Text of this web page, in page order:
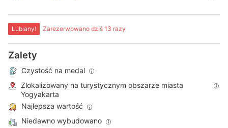
Lubiany! Zarezerwowano dziś 13 razy
Zalety
Czystość na medal
Zlokalizowany na turystycznym obszarze miasta
Yogyakarta
Najlepsza wartość
Niedawno wybudowano